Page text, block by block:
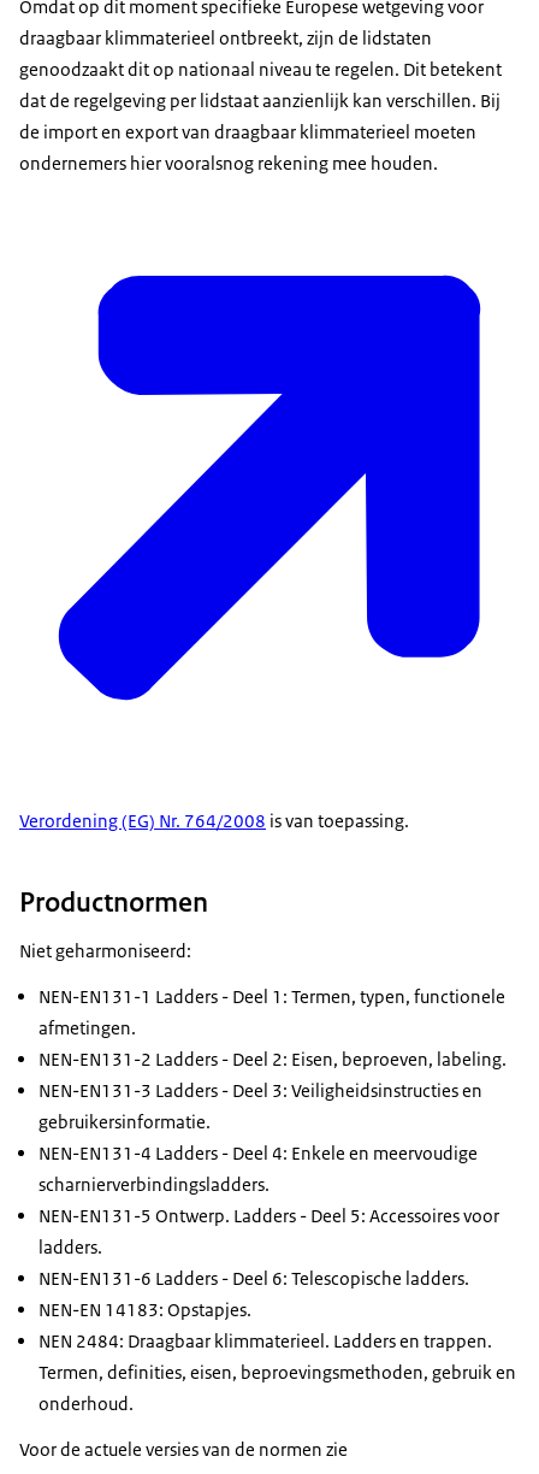
Omdat op dit moment specifieke Europese wetgeving voor
draagbaar klimmaterieel ontbreekt, zijn de lidstaten
genoodzaakt dit op nationaal niveau te regelen. Dit betekent
dat de regelgeving per lidstaat aanzienlijk kan verschillen. Bij
de import en export van draagbaar klimmaterieel moeten
ondernemers hier vooralsnog rekening mee houden.
Verordening (EG) Nr. 764/2008 is van toepassing.
Productnormen
Niet geharmoniseerd:
NEN-EN131-1 Ladders - Deel 1: Termen, typen, functionele
afmetingen.
NEN-EN131-2 Ladders - Deel 2: Eisen, beproeven, labeling.
NEN-EN131-3 Ladders - Deel 3: Veiligheidsinstructies en
gebruikersinformatie.
NEN-EN131-4 Ladders - Deel 4: Enkele en meervoudige
scharnierverbindingsladders.
NEN-EN131-5 Ontwerp. Ladders - Deel 5: Accessoires voor
ladders.
NEN-EN131-6 Ladders - Deel 6: Telescopische ladders.
NEN-EN 14183: Opstapjes.
NEN 2484: Draagbaar klimmaterieel. Ladders en trappen.
Termen, definities, eisen, beproevingsmethoden, gebruik en
onderhoud.
Voor de actuele versies van de normen zie